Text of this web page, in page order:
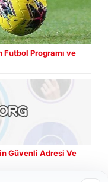
Programı ve
Güvenli Adresi Ve